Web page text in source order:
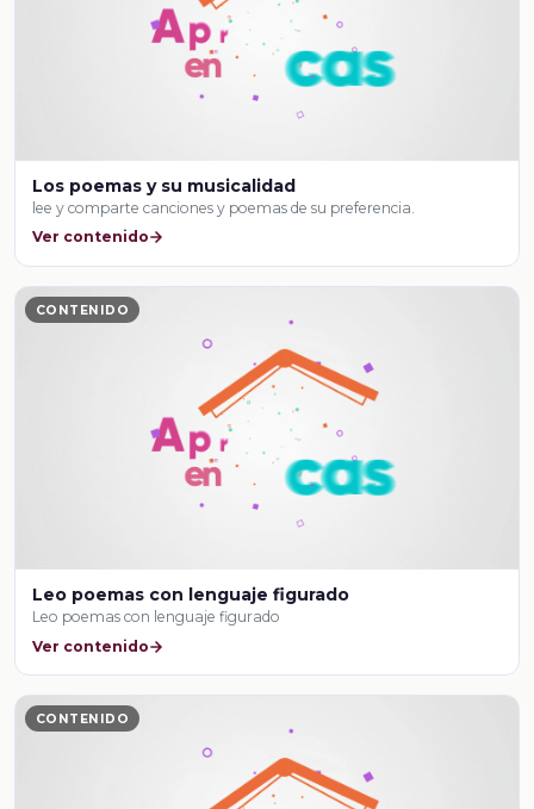
Los poemas y su musicalidad
lee y comparte canciones y poemas de su preferencia.
Ver contenido
CONTENIDO
Leo poemas con lenguaje figurado
Leo poemas con lenguaje figurado
Ver contenido
CONTENIDO